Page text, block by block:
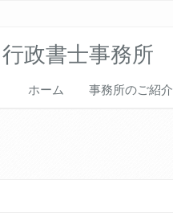
政書士事務所
ホーム 事務所のご紹介